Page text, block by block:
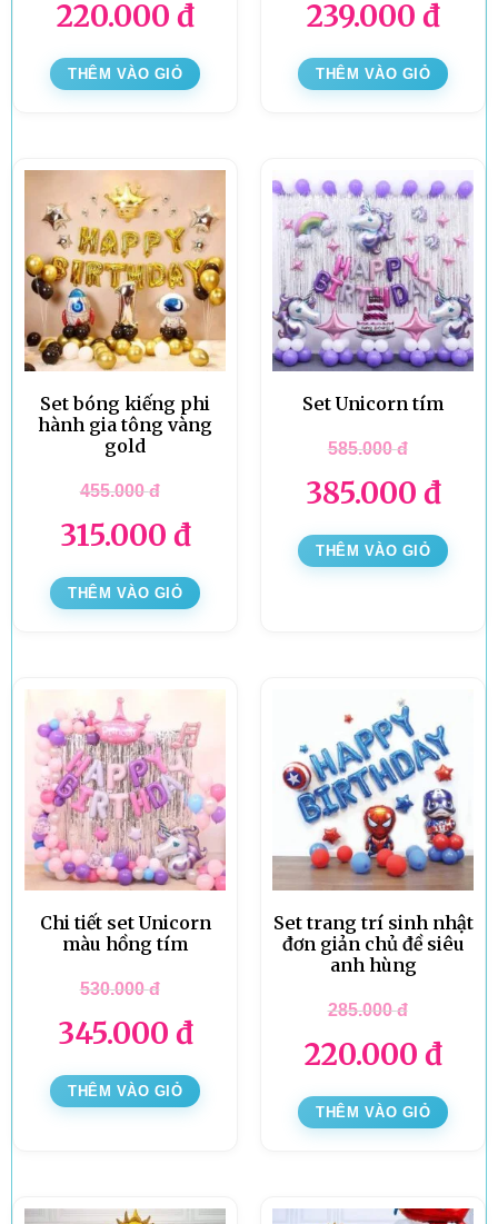
220.000 đ
THÊM VÀO GIỎ
239.000 đ
THÊM VÀO GIỎ
Set bóng kiếng phi
hành gia tông vàng
gold
455.000đ
315.000 đ
THÊM VÀO GIỎ
Set Unicorn tím
585.000đ
385.000 đ
THÊM VÀO GIỎ
Chi tiết set Unicorn
màu hồng tím
530.000đ
345.000 đ
THÊM VÀO GIỎ
Set trang trí sinh nhật
đơn giản chủ đề siêu
anh hùng
285.000đ
220.000 đ
THÊM VÀO GIỎ